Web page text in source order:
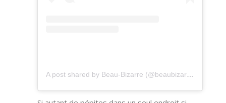
A post shared by Beau-Bizarre (@beaubizarre_leshop)